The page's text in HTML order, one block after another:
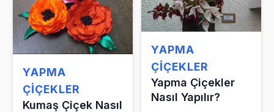
YAPMA
ÇIÇEKLER
Kumaş Çiçek Nasıl
YAPMA
ÇIÇEKLER
Yapma Çiçekler
Nasıl Yapılır?